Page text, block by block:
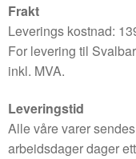
Frakt
Leverings kostnad:
For levering til
inkl. MVA.
Leveringstid
Alle våre varer
arbeidsdager dager